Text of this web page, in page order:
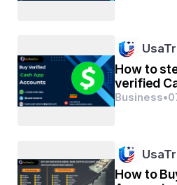
Brahmapur
Ganjam
How to
verified
for
Business•
How to